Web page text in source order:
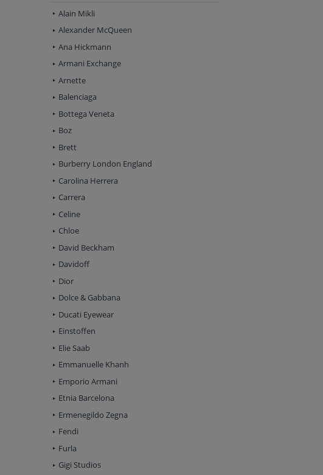
Alain Mikli
Alexander McQueen
Ana Hickmann
Armani Exchange
Arnette
Balenciaga
Bottega Veneta
Boz
Brett
Burberry London England
Carolina Herrera
Carrera
Celine
Chloe
David Beckham
Davidoff
Dior
Dolce & Gabbana
Ducati Eyewear
Einstoffen
Elie Saab
Emmanuelle Khanh
Emporio Armani
Etnia Barcelona
Ermenegildo Zegna
Fendi
Furla
Gigi Studios